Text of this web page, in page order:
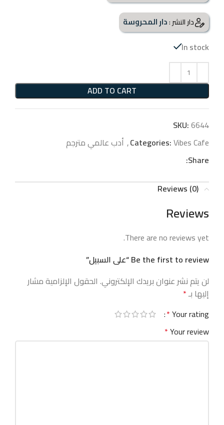
دار النشر :دار المحروسة
In stock
ADD TO CART
SKU:6644
Categories:Vibes Cafe
, أدب عالمي مترجم
Share:
Reviews (0)
Reviews
There are no reviews yet.
Be the first to review “على السبيل”
لن يتم نشر عنوان بريدك الإلكتروني. الحقول الإلزامية مشار
إليها بـ*
Your rating
*
Your review
*